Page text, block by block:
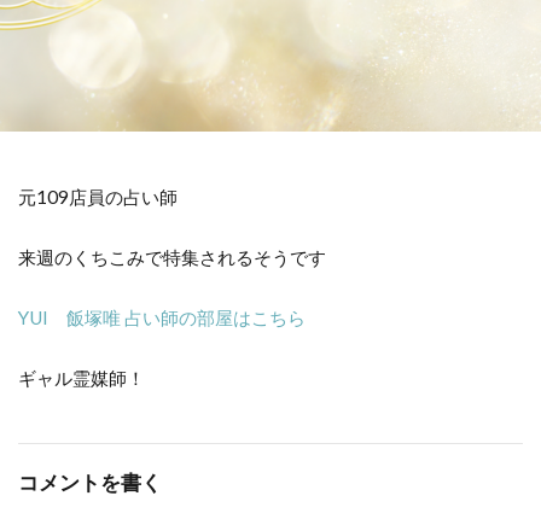
元109店員の占い師
来週のくちこみで特集されるそうです
YUI 飯塚唯 占い師の部屋はこちら
ギャル霊媒師！
コメントを書く